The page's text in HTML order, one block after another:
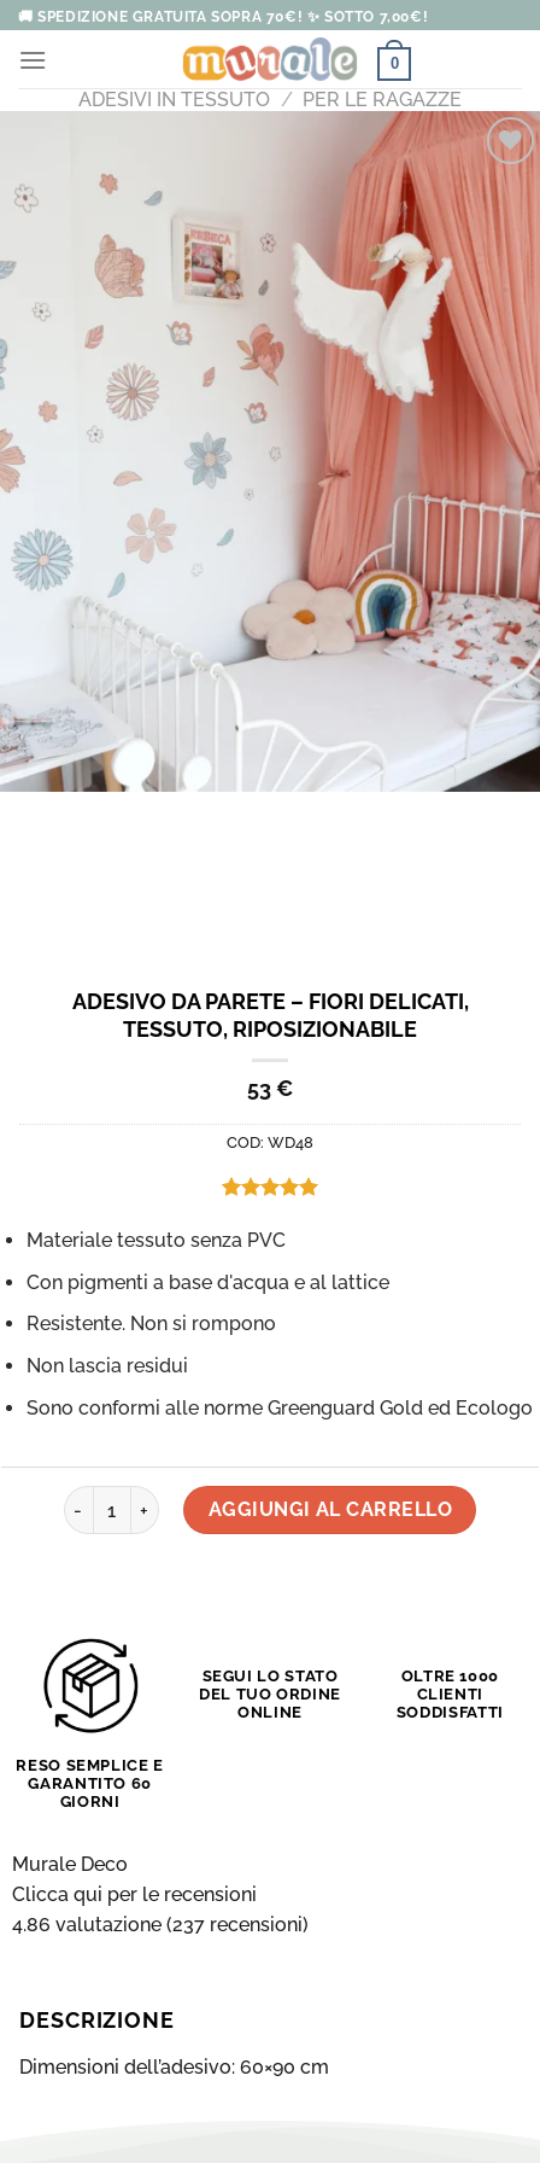
Salta
contenuti
🚚 SPEDIZIONE GRATUITA SOPRA 70€! ✨ SOTTO 7,00€!
0
ADESIVI IN TESSUTO / PER LE RAGAZZE
ADESIVO DA PARETE – FIORI DELICATI,
TESSUTO, RIPOSIZIONABILE
53€
COD: WD48
5.00su 5
recensioni
Materiale tessuto senza PVC
Con pigmenti a base d'acqua e al lattice
Resistente. Non si rompono
Non lascia residui
Sono conformi alle norme Greenguard Gold ed Ecologo
Adesivo da parete - Fiori delicati, Tessuto, Riposizionabile
AGGIUNGI AL CARRELLO
RESO SEMPLICE E
GARANTITO 60
GIORNI
SEGUI LO STATO
DEL TUO ORDINE
ONLINE
OLTRE 1000
CLIENTI
SODDISFATTI
Murale Deco
Clicca qui per le recensioni
4.86 valutazione (237 recensioni)
DESCRIZIONE
Dimensioni dell’adesivo: 60×90 cm